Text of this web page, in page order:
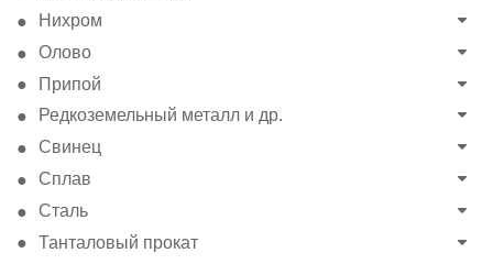
Нихром
Олово
Припой
Редкоземельный металл и др.
Свинец
Сплав
Сталь
Танталовый прокат